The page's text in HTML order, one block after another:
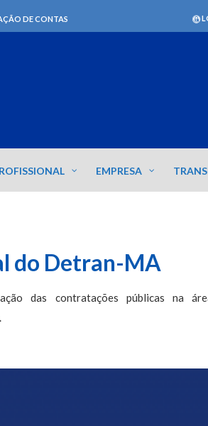
DE CONTAS
EMPRESA
do Detran-MA
das contratações públicas na